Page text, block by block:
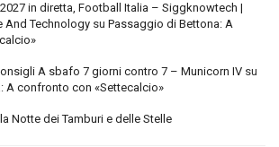
in diretta, Football Italia – Siggknowtech |
And Technology su Passaggio di Bettona: A
A sbafo 7 giorni contro 7 – Municorn IV su
A confronto con «Settecalcio»
Notte dei Tamburi e delle Stelle